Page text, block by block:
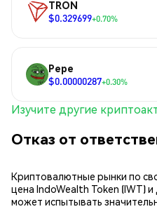
TRON
$0.329699+0.70%
Pepe
$0.00000287+0.30%
Изучите другие
Отказ от
Криптовалютные рынки по
цена IndoWealth Token (IWT)
может испытывать